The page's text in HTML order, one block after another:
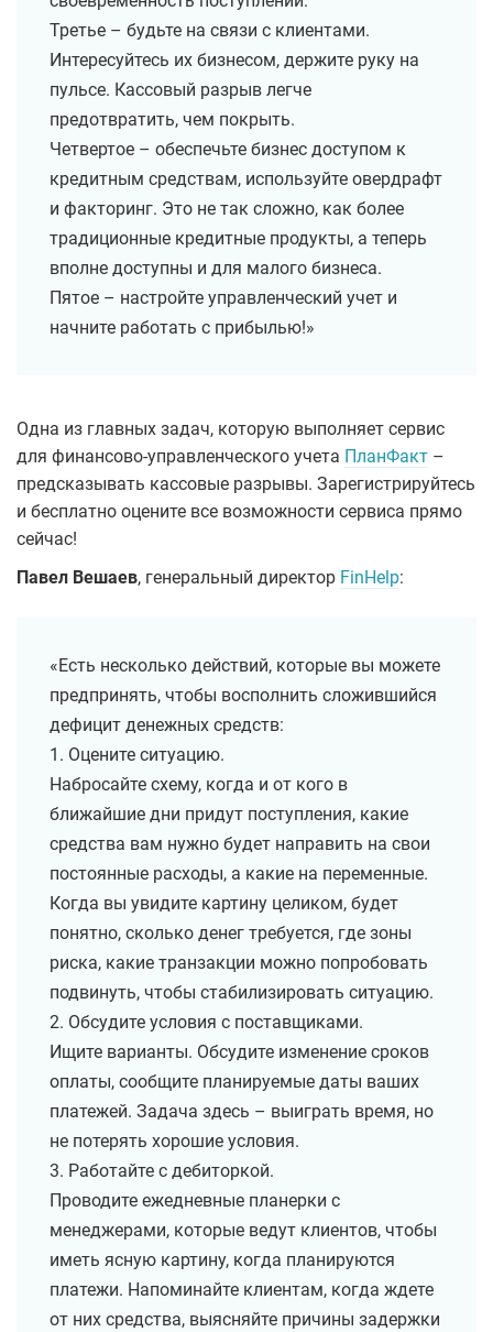
Третье – будьте на связи с клиентами.
Интересуйтесь их бизнесом, держите руку на
пульсе. Кассовый разрыв легче
предотвратить, чем покрыть.
Четвертое – обеспечьте бизнес доступом к
кредитным средствам, используйте овердрафт
и факторинг. Это не так сложно, как более
традиционные кредитные продукты, а теперь
вполне доступны и для малого бизнеса.
Пятое – настройте управленческий учет и
начните работать с прибылью!»
Одна из главных задач, которую выполняет сервис
для финансово-управленческого учета ПланФакт –
предсказывать кассовые разрывы. Зарегистрируйтесь
и бесплатно оцените все возможности сервиса прямо
сейчас!
Павел Вешаев, генеральный директор FinHelp:
«Есть несколько действий, которые вы можете
предпринять, чтобы восполнить сложившийся
дефицит денежных средств:
1. Оцените ситуацию.
Набросайте схему, когда и от кого в
ближайшие дни придут поступления, какие
средства вам нужно будет направить на свои
постоянные расходы, а какие на переменные.
Когда вы увидите картину целиком, будет
понятно, сколько денег требуется, где зоны
риска, какие транзакции можно попробовать
подвинуть, чтобы стабилизировать ситуацию.
2. Обсудите условия с поставщиками.
Ищите варианты. Обсудите изменение сроков
оплаты, сообщите планируемые даты ваших
платежей. Задача здесь – выиграть время, но
не потерять хорошие условия.
3. Работайте с дебиторкой.
Проводите ежедневные планерки с
менеджерами, которые ведут клиентов, чтобы
иметь ясную картину, когда планируются
платежи. Напоминайте клиентам, когда ждете
от них средства, выясняйте причины задержки